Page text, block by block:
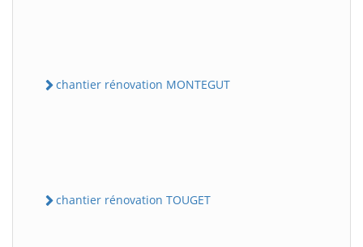
chantier rénovation MONTEGUT
chantier rénovation TOUGET